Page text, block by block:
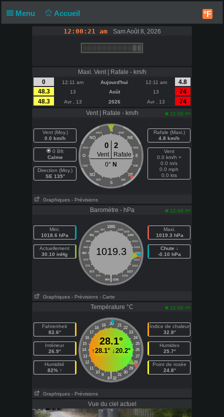
Menu Accueil °F
12:00:21 am Sam Août 8, 2026
Maxi. Vent | Rafale - km/h
0
12:11 am Aujourd'hui 12:11 am
4.8
48.3
13 Août 13
74
48.3
Avr , 13 2026 Avr , 13
74
Vent | Rafale - km/h
12:00 am
Vent (Moy.)
0.0 km/h
0 Bft
Calme
Direction (Moy.)
SE 135°
N
NNO NNE
NO NE
ONO ENE
O E
OSO ESE
SO SE
SSO SSE
S
0 2
Vent
Rafale
0° N
Rafale (Maxi.)
4.8 km/h
Vent
0.0 km/h =
0.0 m/s
0.0 mph
0.0 kts
Graphiques - Prévisions
Baromètre - hPa 12:00 am
Mini.
1018.6 hPa
Actuellement
30.10 inHg
1000
997 1003
994
1006
991
1009
988
1012
985
1015
982
1018
979
1021
976
1024
973
1027
970
1030
|
964 1036
1019.3
Maxi.
1019.3 hPa
Chute ↓
-0.10 hPa
Graphiques - Prévisions - Carte
Température °C 12:00 am
Fahrenheit
82.6°
Intérieur
26.9°
Humidité
82% ↑
20
19 21
18
22
17
23
16
24
15
25
14
26
13
27
12
28
11
29
10
30
9 31
|
8 32
28.1°
↑28.1° ↓20.2°
Indice de chaleur
32.8°
Humidex
25.7°
Point de rosée
24.8°
Graphiques - Prévisions
Vue du ciel actuel